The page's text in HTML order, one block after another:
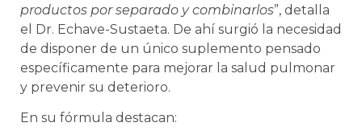
productos por separado y combinarlos”, detalla
el Dr. Echave-Sustaeta. De ahí surgió la necesidad
de disponer de un único suplemento pensado
específicamente para mejorar la salud pulmonar
y prevenir su deterioro.
En su fórmula destacan: